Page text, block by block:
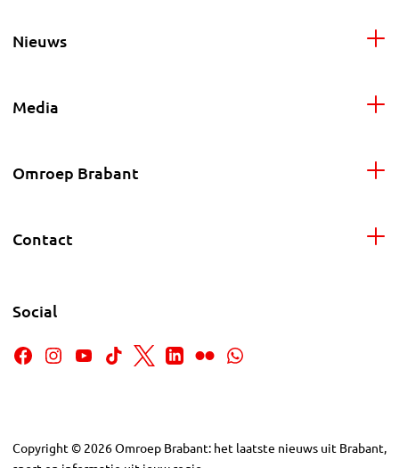
Nieuws
Media
Omroep Brabant
Contact
Social
Copyright © 2026Omroep Brabant: het laatste nieuws uit Brabant,